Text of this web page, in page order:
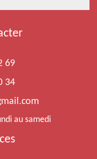
69
34
au samedi